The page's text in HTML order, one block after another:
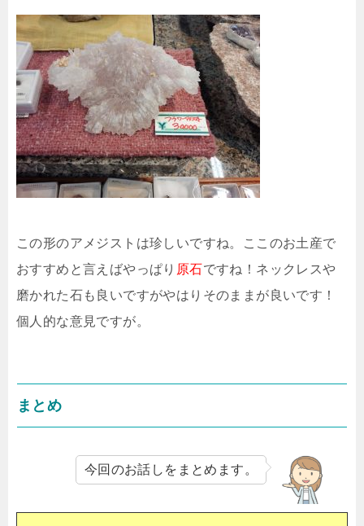
この形のアメジストは珍しいですね。ここのお土産で
おすすめと言えばやっぱり 原石ですね！ネックレスや
磨かれた石も良いですがやはりそのままが良いです！
個人的な意見ですが。
まとめ
今回のお話しをまとめます。